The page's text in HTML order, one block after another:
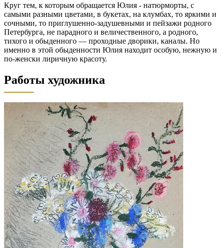
Круг тем, к которым обращается Юлия - натюрморты, с
самыми разными цветами, в букетах, на клумбах, то яркими и
сочными, то приглушенно-задушевными и пейзажи родного
Петербурга, не парадного и величественного, а родного,
тихого и обыденного — проходные дворики, каналы. Но
именно в этой обыденности Юлия находит особую, нежную и
по-женски лиричную красоту.
Работы художника